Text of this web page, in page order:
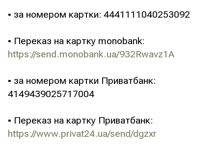
▪️ за номером картки: 4441111040253092
▪️ Переказ на картку monobank:
https://send.monobank.ua/932Rwavz1A
▪️ за номером картки Приватбанк:
4149439025717004
▪️ Переказ на картку Приватбанк:
https://www.privat24.ua/send/dgzxr